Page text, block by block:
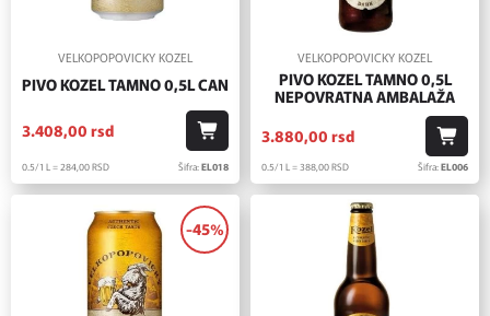
VELKOPOPOVICKY KOZEL
PIVO KOZEL TAMNO 0,5L CAN
3.408,00 rsd
0.5/1 L = 284,00RSD Šifra:EL018
VELKOPOPOVICKY KOZEL
PIVO KOZEL TAMNO 0,5L
NEPOVRATNA AMBALAŽA
3.880,00 rsd
0.5/1 L = 388,00RSD Šifra:EL006
-45%